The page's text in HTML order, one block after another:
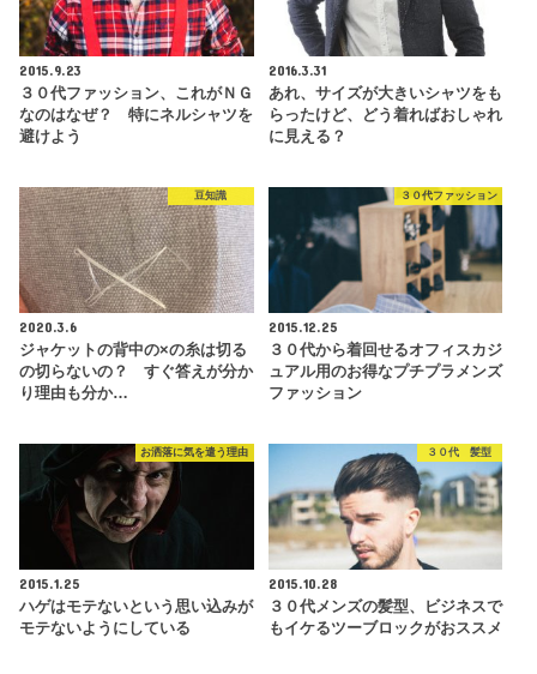
2015.9.23
３０代ファッション、これがＮＧ
なのはなぜ？ 特にネルシャツを
避けよう
2016.3.31
あれ、サイズが大きいシャツをも
らったけど、どう着ればおしゃれ
に見える？
豆知識
2020.3.6
ジャケットの背中の×の糸は切る
の切らないの？ すぐ答えが分か
り理由も分か…
３０代ファッション
2015.12.25
３０代から着回せるオフィスカジ
ュアル用のお得なプチプラメンズ
ファッション
お洒落に気を遣う理由
2015.1.25
ハゲはモテないという思い込みが
モテないようにしている
３０代 髪型
2015.10.28
３０代メンズの髪型、ビジネスで
もイケるツーブロックがおススメ